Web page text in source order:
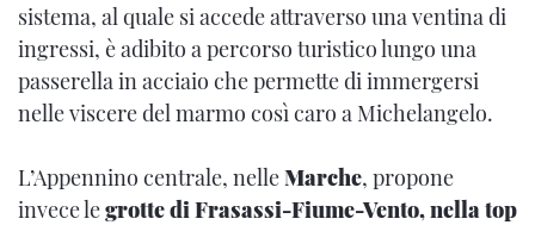
sistema, al quale si accede attraverso una ventina di
ingressi, è adibito a percorso turistico lungo una
passerella in acciaio che permette di immergersi
nelle viscere del marmo così caro a Michelangelo.
L’Appennino centrale, nelleMarche, propone
invece legrotte di Frasassi-Fiume-Vento, nella top